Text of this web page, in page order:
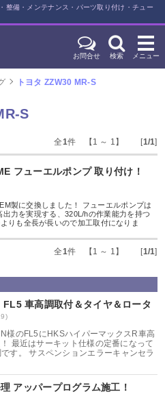
整備・メンテナンス・パーツ取り付け・チュー
お問合せ 検索 メニュー
トヨタ ZZW30 MR-S
S
全1件 【1 ～ 1】 [1/1]
フューエルポンプ 取り付け！
製に交換しました！ フューエルポンプは
出力を実現する、320L/hの作業能力を持つ
りも全長が長いので加工取付になりま
全1件 【1 ～ 1】 [1/1]
FL5 車高調取付＆タイヤ＆ロータ
様のFL5にHKSハイパーマックスR車高
最近はサーキット仕様の定番になって
す。 サスペンションエラーキャンセラ
アッパープログラム施工！